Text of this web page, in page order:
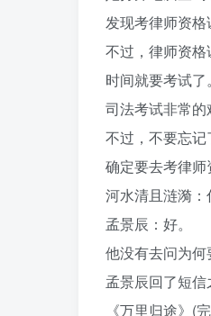
发现考律师资格
不过，律师资
时间就要考试了。
司法考试非常的
不过，不要忘记
确定要去考律
河水清且涟漪：
孟景辰：好。
他没有去问为何
孟景辰回了短信
《万里归途》(